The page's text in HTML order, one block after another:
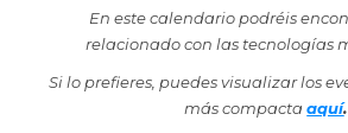
En este calendario podréis
relacionado con las tecnologías
Si lo prefieres, puedes visualizar los
más compactaaquí.